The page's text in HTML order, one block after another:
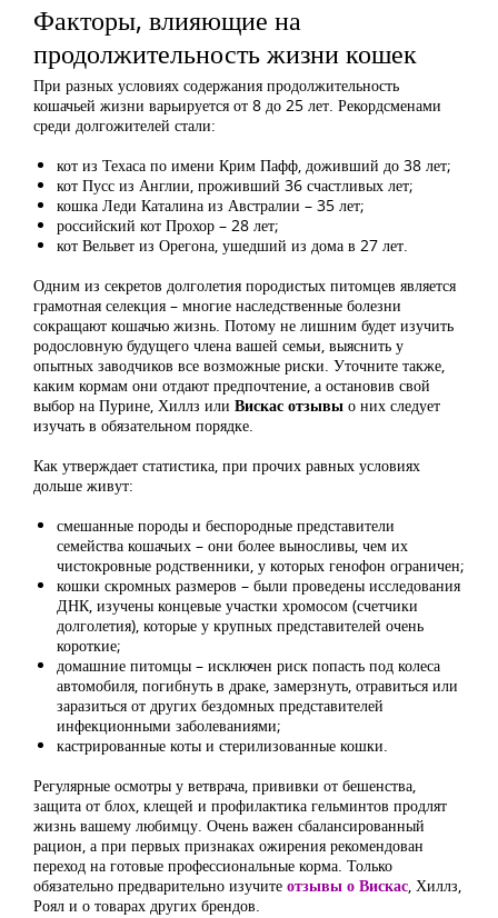
Факторы, влияющие на
продолжительность жизни кошек
При разных условиях содержания продолжительность
кошачьей жизни варьируется от 8 до 25 лет. Рекордсменами
среди долгожителей стали:
кот из Техаса по имени Крим Пафф, доживший до 38 лет;
кот Пусс из Англии, проживший 36 счастливых лет;
кошка Леди Каталина из Австралии – 35 лет;
российский кот Прохор – 28 лет;
кот Вельвет из Орегона, ушедший из дома в 27 лет.
Одним из секретов долголетия породистых питомцев является
грамотная селекция – многие наследственные болезни
сокращают кошачью жизнь. Потому не лишним будет изучить
родословную будущего члена вашей семьи, выяснить у
опытных заводчиков все возможные риски. Уточните также,
каким кормам они отдают предпочтение, а остановив свой
выбор на Пурине, Хиллз или Вискас отзывы о них следует
изучать в обязательном порядке.
Как утверждает статистика, при прочих равных условиях
дольше живут:
смешанные породы и беспородные представители
семейства кошачьих – они более выносливы, чем их
чистокровные родственники, у которых генофон ограничен;
кошки скромных размеров – были проведены исследования
ДНК, изучены концевые участки хромосом (счетчики
долголетия), которые у крупных представителей очень
короткие;
домашние питомцы – исключен риск попасть под колеса
автомобиля, погибнуть в драке, замерзнуть, отравиться или
заразиться от других бездомных представителей
инфекционными заболеваниями;
кастрированные коты и стерилизованные кошки.
Регулярные осмотры у ветврача, прививки от бешенства,
защита от блох, клещей и профилактика гельминтов продлят
жизнь вашему любимцу. Очень важен сбалансированный
рацион, а при первых признаках ожирения рекомендован
переход на готовые профессиональные корма. Только
обязательно предварительно изучите отзывы о Вискас, Хиллз,
Роял и о товарах других брендов.